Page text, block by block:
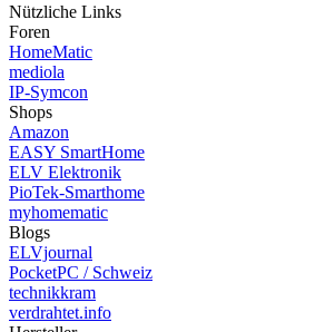
Nützliche Links
Foren
HomeMatic
mediola
IP-Symcon
Shops
Amazon
EASY SmartHome
ELV Elektronik
PioTek-Smarthome
myhomematic
Blogs
ELVjournal
PocketPC / Schweiz
technikkram
verdrahtet.info